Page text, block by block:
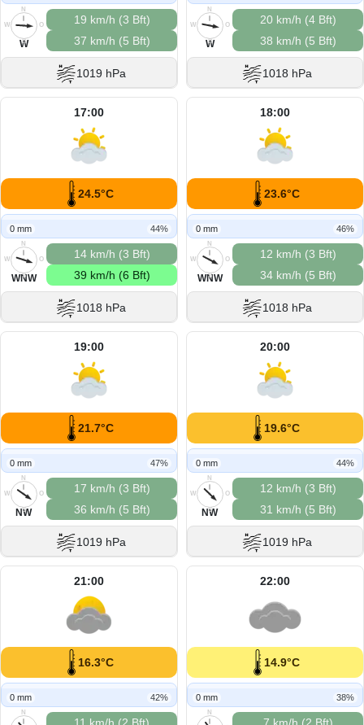
N
O
S
W
W
19 km/h (3 Bft)
37 km/h (5 Bft)
1019 hPa
N
O
S
W
W
20 km/h (4 Bft)
38 km/h (5 Bft)
1018 hPa
17:00
24.5°C
0 mm 44%
N
O
S
W
WNW
14 km/h (3 Bft)
39 km/h (6 Bft)
1018 hPa
18:00
23.6°C
0 mm 46%
N
O
S
W
WNW
12 km/h (3 Bft)
34 km/h (5 Bft)
1018 hPa
19:00
21.7°C
0 mm 47%
N
O
S
W
NW
17 km/h (3 Bft)
36 km/h (5 Bft)
1019 hPa
20:00
19.6°C
0 mm 44%
N
O
S
W
NW
12 km/h (3 Bft)
31 km/h (5 Bft)
1019 hPa
21:00
16.3°C
0 mm 42%
N
22:00
14.9°C
0 mm 38%
N